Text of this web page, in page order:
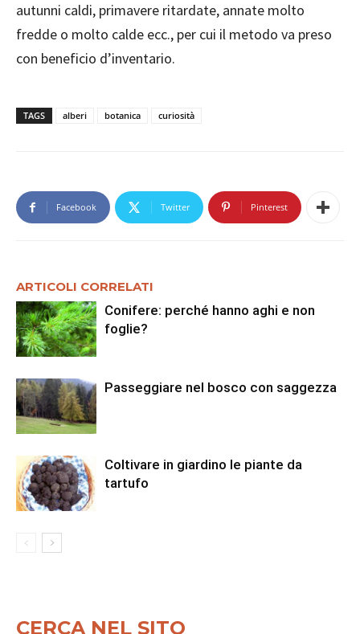
autunni caldi, primavere ritardate, annate molto
fredde o molto calde ecc., per cui il metodo va preso
con beneficio d’inventario.
TAGS alberi botanica curiosità
Facebook Twitter Pinterest
ARTICOLI CORRELATI
Conifere: perché hanno aghi e non
foglie?
Passeggiare nel bosco con saggezza
Coltivare in giardino le piante da
tartufo
CERCA NEL SITO